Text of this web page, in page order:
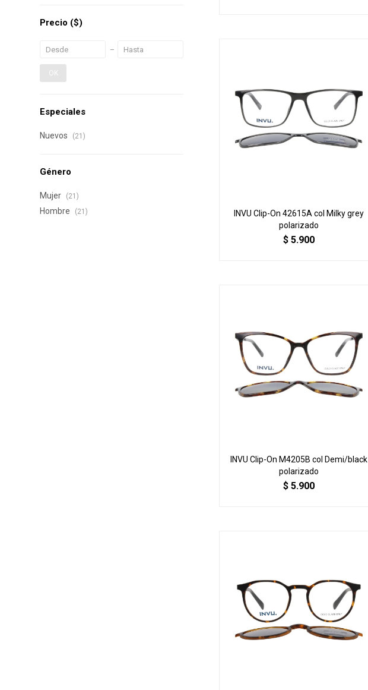
INVU Clip-On 42615A col Milky grey
polarizado
$ 5.900
INVU Clip-On M4205B col Demi/black
polarizado
$ 5.900
Precio ($)
OK
Especiales
Nuevos (21)
Género
Mujer (21)
Hombre (21)